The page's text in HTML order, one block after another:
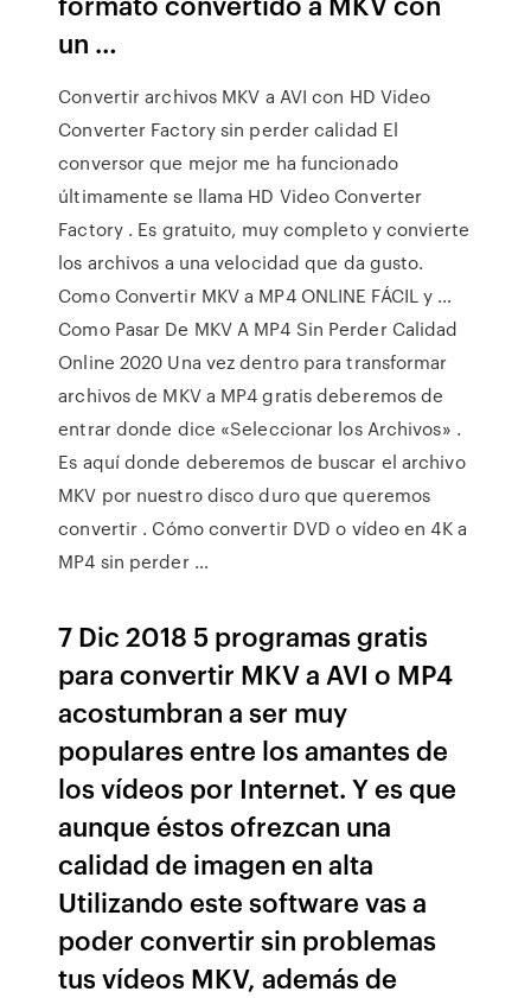
un …
Convertir archivos MKV a AVI con HD Video
Converter Factory sin perder calidad El
conversor que mejor me ha funcionado
últimamente se llama HD Video Converter
Factory . Es gratuito, muy completo y convierte
los archivos a una velocidad que da gusto.
Como Convertir MKV a MP4 ONLINE FÁCIL y …
Como Pasar De MKV A MP4 Sin Perder Calidad
Online 2020 Una vez dentro para transformar
archivos de MKV a MP4 gratis deberemos de
entrar donde dice «Seleccionar los Archivos» .
Es aquí donde deberemos de buscar el archivo
MKV por nuestro disco duro que queremos
convertir . Cómo convertir DVD o vídeo en 4K a
MP4 sin perder …
7 Dic 2018 5 programas gratis
para convertir MKV a AVI o MP4
acostumbran a ser muy
populares entre los amantes de
los vídeos por Internet. Y es que
aunque éstos ofrezcan una
calidad de imagen en alta
Utilizando este software vas a
poder convertir sin problemas
tus vídeos MKV, además de